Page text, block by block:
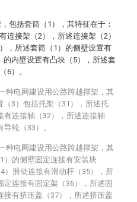
包括套筒（1），其特征在于：
连接架（2），所述连接架（2）
，所述套筒（1）的侧壁设置有
内壁设置有凸块（5），所述套
6）。
种电网建设用公路跨越撑架，其
（3）包括托架（31），所述托
有连接轴（32），所述连接轴
导轮（33）。
种电网建设用公路跨越撑架，其
）的侧壁固定连接有安装块
）滑动连接有滑动杆（35），所
定连接有固定架（36），所述固
接有挤压盖（37），所述挤压盖